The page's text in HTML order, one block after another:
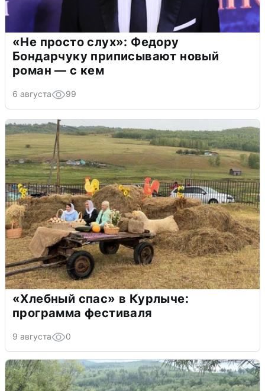
«Не просто слух»: Федору
Бондарчуку приписывают новый
роман — с кем
6 августа 99
«Хлебный спас» в Курлыче:
программа фестиваля
9 августа 0